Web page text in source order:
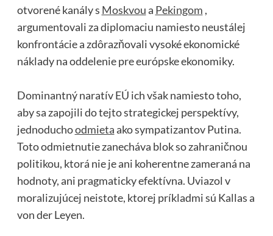
otvorené kanály s Moskvoua Pekingom ,
argumentovali za diplomaciu namiesto neustálej
konfrontácie a zdôrazňovali vysoké ekonomické
náklady na oddelenie pre európske ekonomiky.
Dominantný naratív EÚ ich však namiesto toho,
aby sa zapojili do tejto strategickej perspektívy,
jednoduchoodmietaako sympatizantov Putina.
Toto odmietnutie zanecháva blok so zahraničnou
politikou, ktorá nie je ani koherentne zameraná na
hodnoty, ani pragmaticky efektívna. Uviazol v
moralizujúcej neistote, ktorej príkladmi sú Kallas a
von der Leyen.